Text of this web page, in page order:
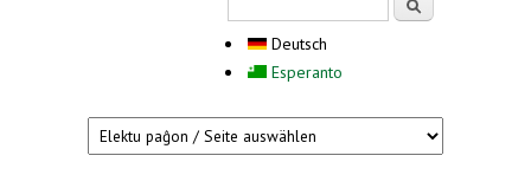
Deutsch
Esperanto